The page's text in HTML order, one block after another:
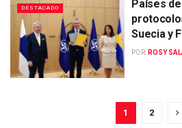
DESTACADO
Países
Suecia y
POR: ROSY
1 2